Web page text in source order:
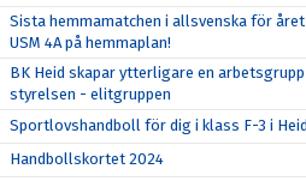
Sista hemmamatchen i allsvenska för
USM 4A på hemmaplan!
BK Heid skapar ytterligare en
styrelsen - elitgruppen
Sportlovshandboll för dig i klass F-3 i
Handbollskortet 2024